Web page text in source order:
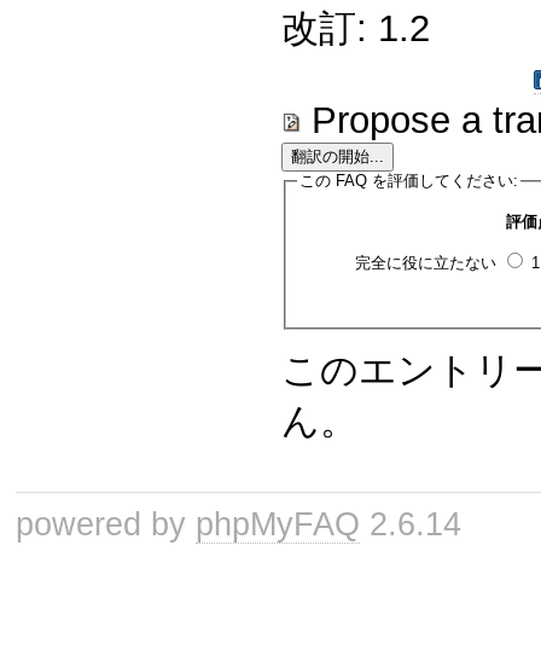
改訂: 1.2
Propose a
この FAQ を評価してください:
評価
完全に役に立たない
このエントリ
ん。
powered by phpMyFAQ 2.6.14